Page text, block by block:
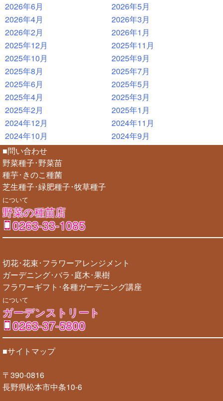
2026年6月
2026年5月
2026年4月
2026年3月
2026年2月
2026年1月
2025年12月
2025年11月
2025年10月
2025年9月
2025年8月
2025年7月
2025年6月
2025年5月
2025年4月
2025年3月
2025年2月
2025年1月
2024年12月
2024年11月
2024年10月
2024年9月
■問い合わせ
野菜種子･野菜苗
種芋･きのこ種菌
芝生種子･緑肥種子･牧草種子
について
野菜の種苗店
0263-33-1085
切花･花束･フラワーアレンジメント
ガーデニング･バラ･庭木･果樹
フラワーギフト･各種ガーデニング講座
について
ガーデンストリート
0263-37-5800
■サイトマップ
〒390-0816
長野県松本市中条10-6